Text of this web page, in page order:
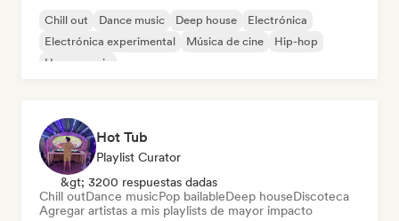
Chill out Dance music Deep house
Electrónica
Electrónica experimental
Música de cine
Hip-hop
House music
Hot Tub
Playlist Curator
&gt; 3200 respuestas dadas
Chill outDance musicPop bailableDeep houseDiscoteca
Agregar artistas a mis playlists de mayor impacto